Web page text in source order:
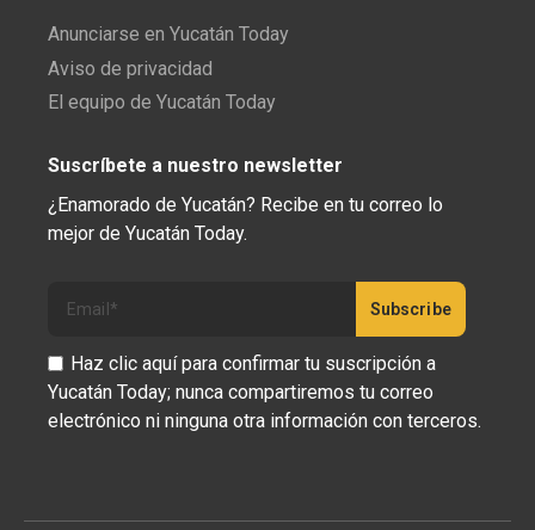
Anunciarse en Yucatán Today
Aviso de privacidad
El equipo de Yucatán Today
Suscríbete a nuestro newsletter
¿Enamorado de Yucatán? Recibe en tu correo lo
mejor de Yucatán Today.
Haz clic aquí para confirmar tu suscripción a
Yucatán Today; nunca compartiremos tu correo
electrónico ni ninguna otra información con terceros.